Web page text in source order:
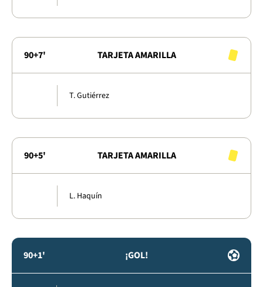
90+7' TARJETA AMARILLA
T. Gutiérrez
90+5' TARJETA AMARILLA
L. Haquín
90+1' ¡GOL!